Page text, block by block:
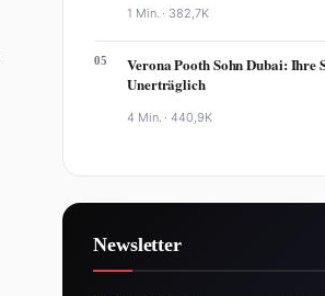
1 Min. · 382,7K
05
Verona Pooth Sohn Dubai: Ihre
Unerträglich
4 Min. ·440,9K
Newsletter